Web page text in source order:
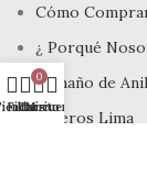
Cómo
¿ Porqué
Tamaño de
Joyeros Lima
Filtros
0
Carrito
Mi cuenta